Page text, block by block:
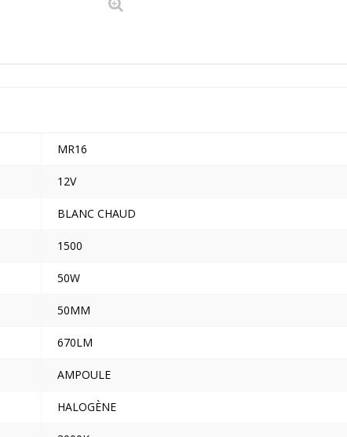
MR16
12V
BLANC CHAUD
1500
50W
50MM
670LM
AMPOULE
HALOGÈNE